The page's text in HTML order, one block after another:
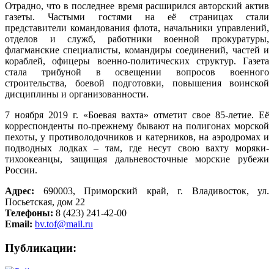
Отрадно, что в последнее время расширился авторский актив
газеты. Частыми гостями на её страницах стали
представители командования флота, начальники управлений,
отделов и служб, работники военной прокуратуры,
флагманские специалисты, командиры соединений, частей и
кораблей, офицеры военно-политических структур. Газета
стала трибуной в освещении вопросов военного
строительства, боевой подготовки, повышения воинской
дисциплины и организованности.
7 ноября 2019 г. «Боевая вахта» отметит свое 85-летие. Её
корреспонденты по-прежнему бывают на полигонах морской
пехоты, у противолодочников и катерников, на аэродромах и
подводных лодках – там, где несут свою вахту моряки-
тихоокеанцы, защищая дальневосточные морские рубежи
России.
Адрес: 690003, Приморский край, г. Владивосток, ул.
Посьетская, дом 22
Телефоны: 8 (423) 241-42-00
Email: bv.tof@mail.ru
Публикации: